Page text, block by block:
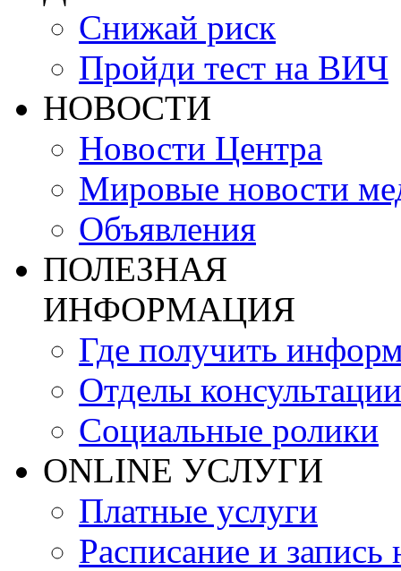
Снижай риск
Пройди тест на ВИЧ
НОВОСТИ
Новости Центра
Мировые новости
Объявления
ПОЛЕЗНАЯ
ИНФОРМАЦИЯ
Где получить
Отделы консультации
Социальные ролики
ONLINE УСЛУГИ
Платные услуги
Расписание и запись